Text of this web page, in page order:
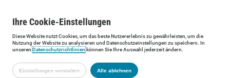
Siltronic AG Investoren Finanzmeldungen
IhreCookie-Einstellungen
DieseWebsitenutzt Cookies, um das beste Nutzererlebnis zu gewährleisten, um die
Nutzung derWebsitezu analysieren und Datenschutzeinstellungen zu speichern. In
unserenDatenschutzrichtlinienkönnen Sie Ihre Auswahl jederzeit ändern.
Einstellungen verwalten Alle ablehnen